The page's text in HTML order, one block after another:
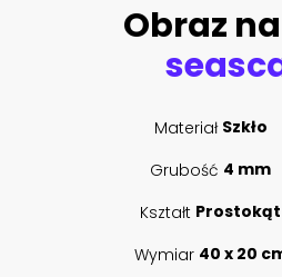
Obraz
Materiał Szkło
Grubość 4 mm
Kształt Prostokąt
Wymiar 40 x 20